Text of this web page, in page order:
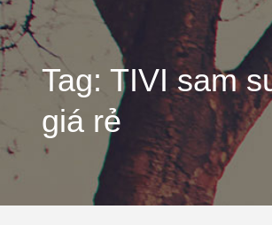
Tag: TIVI sam
giá rẻ